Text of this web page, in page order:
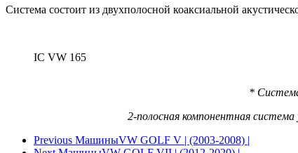
Система состоит из двухполосной коаксиальной
IC VW 165
*
2-полосная компонентная
Previous МашиныVW GOLF V | (2003-2008) |